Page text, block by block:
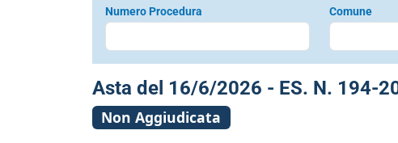
Numero Procedura Comune
Asta del 16/6/2026 - ES. N. 194-
Non Aggiudicata